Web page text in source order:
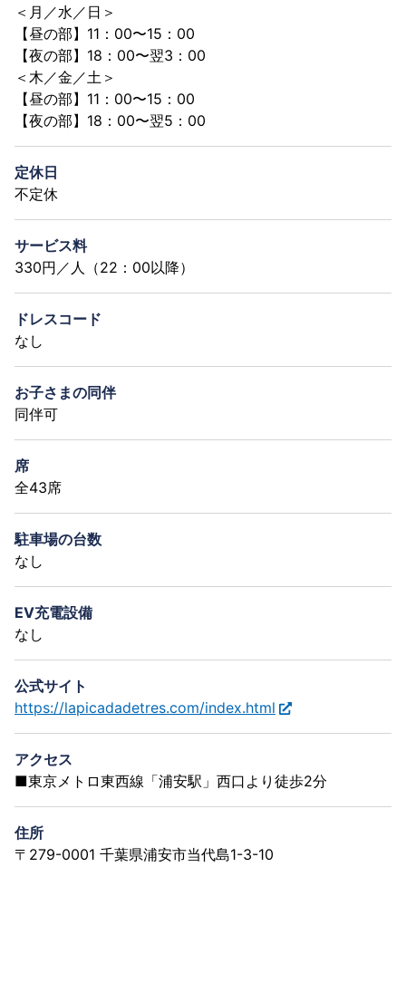
＜月／水／日＞
【昼の部】11：00〜15：00
【夜の部】18：00〜翌3：00
＜木／金／土＞
【昼の部】11：00〜15：00
【夜の部】18：00〜翌5：00
定休日
不定休
サービス料
330円／人（22：00以降）
ドレスコード
なし
お子さまの同伴
同伴可
席
全43席
駐車場の台数
なし
EV充電設備
なし
公式サイト
https://lapicadadetres.com/index.html
アクセス
■東京メトロ東西線「浦安駅」西口より徒歩2分
住所
〒279-0001 千葉県浦安市当代島1-3-10